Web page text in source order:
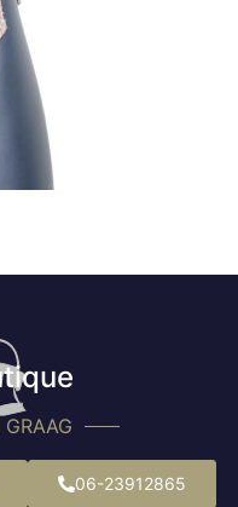
06-23912865